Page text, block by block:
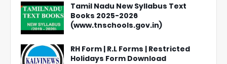
Tamil Nadu New Syllabus Text
Books 2025-2026
(www.tnschools.gov.in)
RH Form | R.L Forms | Restricted
Holidays Form Download